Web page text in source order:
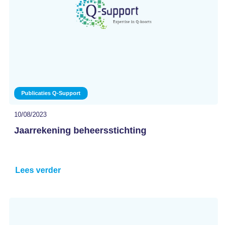
Publicaties Q-Support
10/08/2023
Jaarrekening beheersstichting
Lees verder